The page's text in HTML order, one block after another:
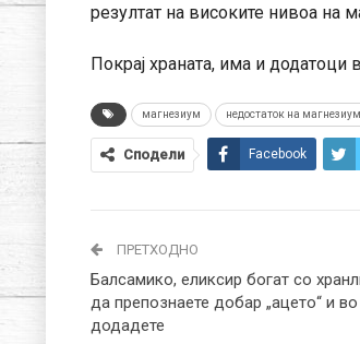
резултат на високите нивоа на
Покрај храната, има и додатоци
магнезиум недостаток на магнезиум
Сподели Facebook
ПРЕТХОДНО
Балсамико, еликсир богат со
да препознаете добар „ацето“ и
додадете